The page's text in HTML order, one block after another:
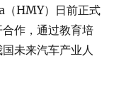
HMY）日前正式
作，通过教育培
未来汽车产业人